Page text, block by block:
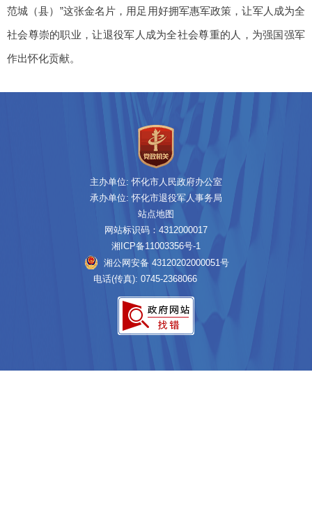
范城（县）”这张金名片，用足用好拥军惠军政策，让军人成为全
社会尊崇的职业，让退役军人成为全社会尊重的人，为强国强军
作出怀化贡献。
主办单位: 怀化市人民政府办公室
承办单位: 怀化市退役军人事务局
站点地图
网站标识码：4312000017
湘ICP备11003356号-1
湘公网安备 43120202000051号
电话(传真): 0745-2368066